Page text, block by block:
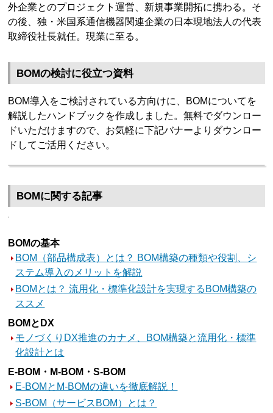
外企業とのプロジェクト運営、新規事業開拓に携わる。そ
の後、独・米国系通信機器関連企業の日本現地法人の代表
取締役社長就任。現業に至る。
BOMの検討に役立つ資料
BOM導入をご検討されている方向けに、BOMについてを
解説したハンドブックを作成しました。無料でダウンロー
ドいただけますので、お気軽に下記バナーよりダウンロー
ドしてご活用ください。
BOMに関する記事
BOMの基本
BOM（部品構成表）とは？ BOM構築の種類や役割、シ
ステム導入のメリットを解説
BOMとは？ 流用化・標準化設計を実現するBOM構築の
ススメ
BOMとDX
モノづくりDX推進のカナメ、BOM構築と流用化・標準
化設計とは
E-BOM・M-BOM・S-BOM
E-BOMとM-BOMの違いを徹底解説！
S-BOM（サービスBOM）とは？